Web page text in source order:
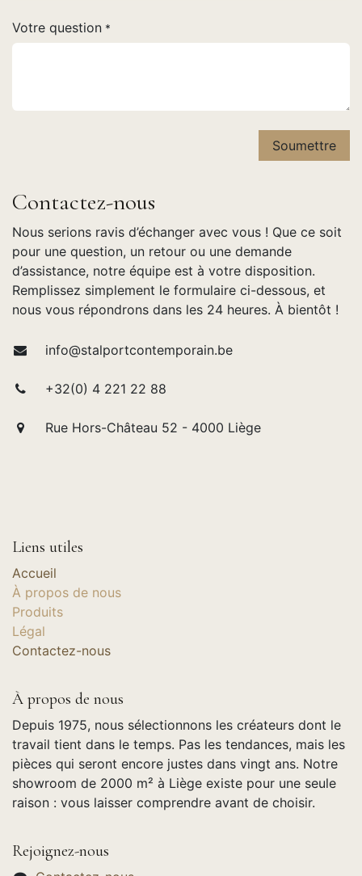
Votre question *
Soumettre
Contactez-nous
Nous serions ravis d’échanger avec vous ! Que ce soit
pour une question, un retour ou une demande
d’assistance, notre équipe est à votre disposition.
Remplissez simplement le formulaire ci-dessous, et
nous vous répondrons dans les 24 heures. À bientôt !
info@stalportcontemporain.be
+32(0) 4 221 22 88
Rue Hors-Château 52 - 4000 Liège
Liens utiles
Accueil
À propos de nous
Produits
Légal
Contactez-nous
À propos de nous
Depuis 1975, nous sélectionnons les créateurs dont le
travail tient dans le temps. Pas les tendances, mais les
pièces qui seront encore justes dans vingt ans. Notre
showroom de 2000 m² à Liège existe pour une seule
raison : vous laisser comprendre avant de choisir.
Rejoignez-nous